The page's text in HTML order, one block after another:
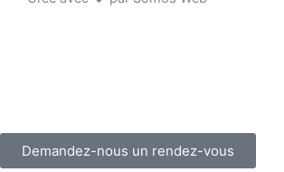
Demandez-nous un rendez-vous